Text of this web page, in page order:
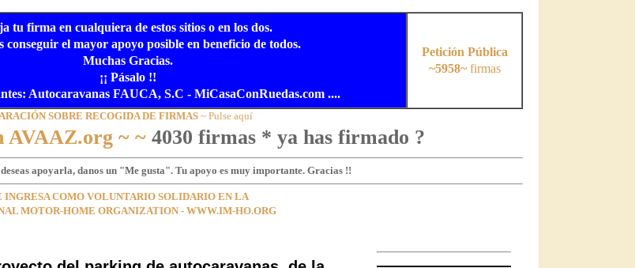
tu firma en cualquiera de estos sitios o en los dos.
conseguir el mayor apoyo posible en beneficio de todos.
Muchas Gracias.
¡¡ Pásalo !!
Autocaravanas FAUCA, S.C - MiCasaConRuedas.com ....
Petición Pública
~5958~firmas
SOBRE RECOGIDA DE FIRMAS~ Pulse aquí
AVAAZ.org ~ ~4030 firmas * ya has firmado ?
apoyarla, danos un "Me gusta". Tu apoyo es muy importante. Gracias !!
INGRESA COMO VOLUNTARIO SOLIDARIO EN LA
MOTOR-HOME ORGANIZATION - WWW.IM-HO.ORG